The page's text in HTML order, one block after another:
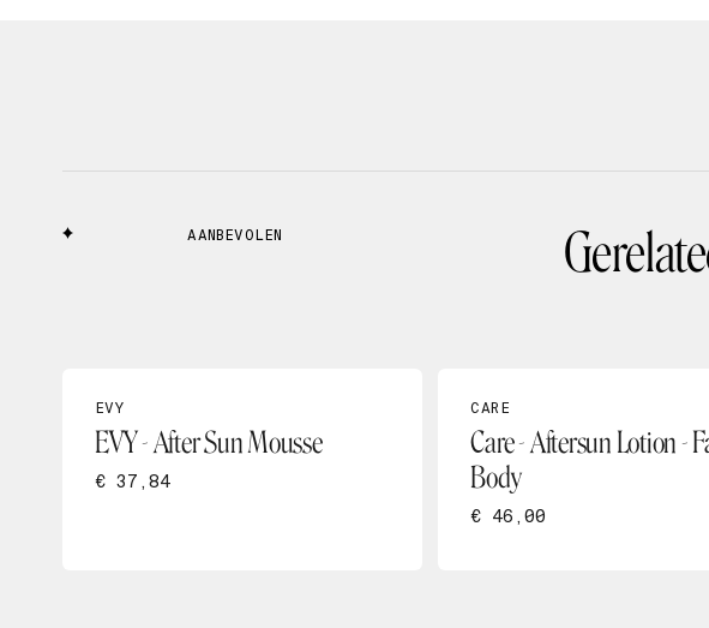
AANBEVOLEN
EVY
EVY - After Sun Mousse
€ 37,84
CARE
Care - Aftersun Lotion -
Body
€ 46,00